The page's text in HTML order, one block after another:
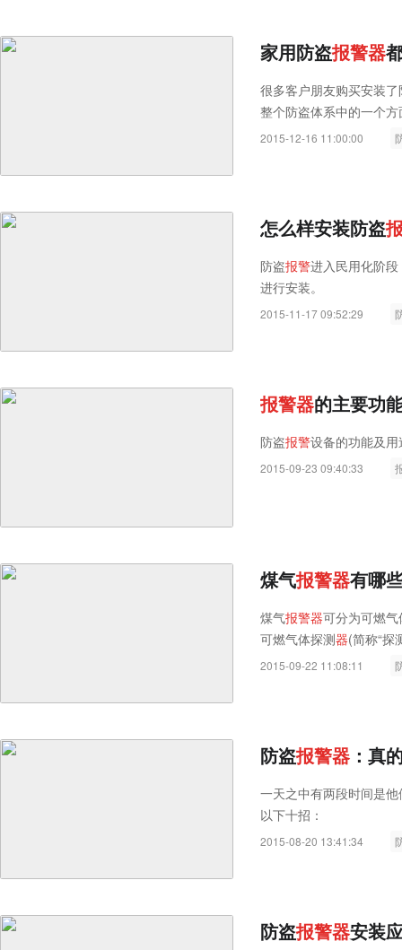
家用防盗报警器
很多客户朋友购买安装了
整个防盗体系中的一个
2015-12-16 11:00:00
怎么样安装防盗
防盗报警进入民用化阶
进行安装。
2015-11-17 09:52:29
报警器的主要功
防盗报警设备的功能及
2015-09-23 09:40:33
煤气报警器有哪
煤气报警器可分为可燃气
可燃气体探测器(简称“探
2015-09-22 11:08:11
防盗报警器 ：真
一天之中有两段时间是
以下十招：
2015-08-20 13:41:34
防盗报警器安装